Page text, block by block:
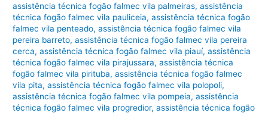
assistência técnica fogão falmec vila palmeiras,assistência
técnica fogão falmec vila pauliceia,assistência técnica fogão
falmec vila penteado,assistência técnica fogão falmec vila
pereira barreto,assistência técnica fogão falmec vila pereira
cerca,assistência técnica fogão falmec vila piauí,assistência
técnica fogão falmec vila pirajussara,assistência técnica
fogão falmec vila pirituba,assistência técnica fogão falmec
vila pita,assistência técnica fogão falmec vila polopoli,
assistência técnica fogão falmec vila pompeia,assistência
técnica fogão falmec vila progredior,assistência técnica fogão